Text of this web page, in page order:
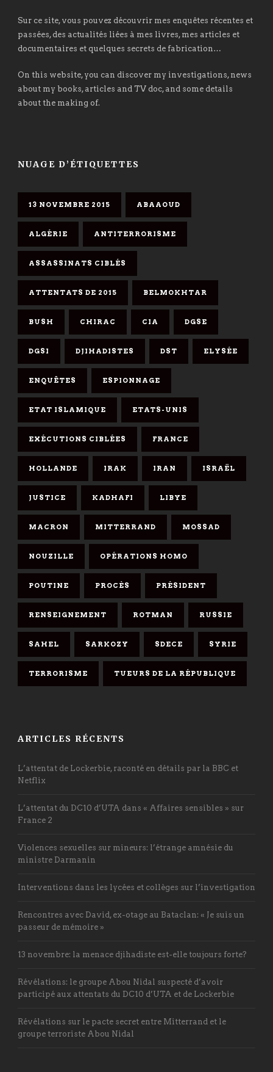
Sur ce site, vous pouvez découvrir mes enquêtes récentes et
passées, des actualités liées à mes livres, mes articles et
documentaires et quelques secrets de fabrication…
On this website, you can discover my investigations, news
about my books, articles and TV doc, and some details
about the making of.
NUAGE D’ÉTIQUETTES
13 NOVEMBRE 2015 ABAAOUD
ALGÉRIE ANTITERRORISME
ASSASSINATS CIBLÉS
ATTENTATS DE 2015 BELMOKHTAR
BUSH CHIRAC CIA DGSE
DGSI DJIHADISTES DST ELYSÉE
ENQUÊTES ESPIONNAGE
ETAT ISLAMIQUE ETATS-UNIS
EXÉCUTIONS CIBLÉES FRANCE
HOLLANDE IRAK IRAN ISRAËL
JUSTICE KADHAFI LIBYE
MACRON MITTERRAND MOSSAD
NOUZILLE OPÉRATIONS HOMO
POUTINE PROCÈS PRÉSIDENT
RENSEIGNEMENT ROTMAN RUSSIE
SAHEL SARKOZY SDECE SYRIE
TERRORISME TUEURS DE LA RÉPUBLIQUE
ARTICLES RÉCENTS
L’attentat de Lockerbie, raconté en détails par la BBC et
Netflix
L’attentat du DC10 d’UTA dans « Affaires sensibles » sur
France 2
Violences sexuelles sur mineurs: l’étrange amnésie du
ministre Darmanin
Interventions dans les lycées et collèges sur l’investigation
Rencontres avec David, ex-otage au Bataclan: « Je suis un
passeur de mémoire »
13 novembre: la menace djihadiste est-elle toujours forte?
Révélations: le groupe Abou Nidal suspecté d’avoir
participé aux attentats du DC10 d’UTA et de Lockerbie
Révélations sur le pacte secret entre Mitterrand et le
groupe terroriste Abou Nidal